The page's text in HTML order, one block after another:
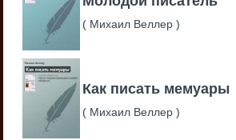
( Михаил Веллер)
Как писать мемуары
( Михаил Веллер)